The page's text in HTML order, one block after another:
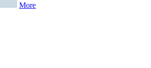
More